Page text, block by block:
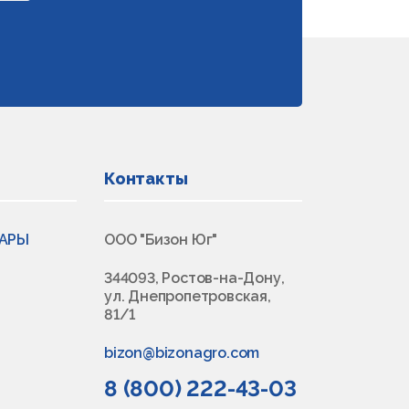
Контакты
ООО "Бизон Юг"
344093, Ростов-на-Дону,
ул. Днепропетровская,
81/1
bizon@bizonagro.com
8 (800) 222-43-03